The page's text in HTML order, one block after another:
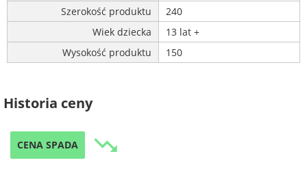
Szerokość produktu
240
Wiek dziecka
13 lat +
Wysokość produktu
150
Historia ceny
CENA SPADA trending_down